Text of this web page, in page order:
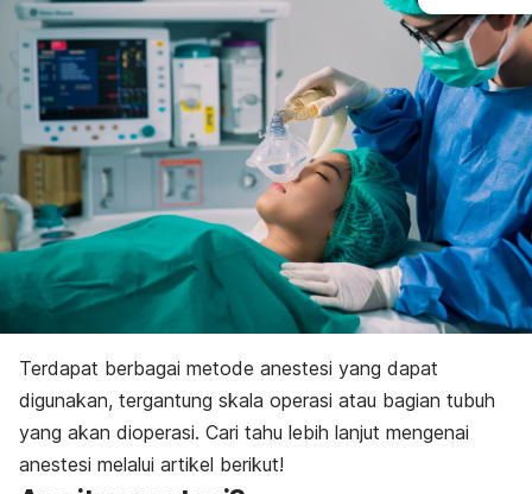
Terdapat berbagai metode anestesi yang dapat
digunakan, tergantung skala operasi atau bagian tubuh
yang akan dioperasi. Cari tahu lebih lanjut mengenai
anestesi melalui artikel berikut!